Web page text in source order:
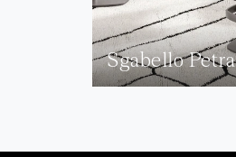
Sgabello Petra